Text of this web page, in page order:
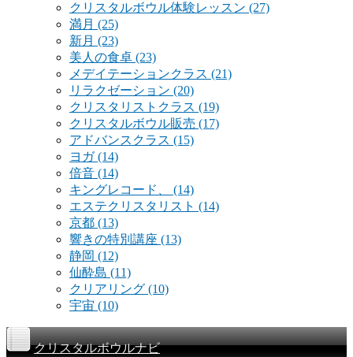
クリスタルボウル体験レッスン (27)
満月 (25)
新月 (23)
美人の食卓 (23)
メデイテーションクラス (21)
リラクゼーション (20)
クリスタリストクラス (19)
クリスタルボウル販売 (17)
アドバンスクラス (15)
ヨガ(14)
倍音 (14)
キングレコード、 (14)
エステクリスタリスト (14)
京都 (13)
響きの特別講座 (13)
静岡 (12)
仙酔島 (11)
クリアリング (10)
宇宙 (10)
クリスタルボウルナビ